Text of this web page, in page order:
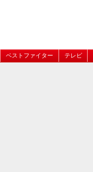
ベストファイター テレビ